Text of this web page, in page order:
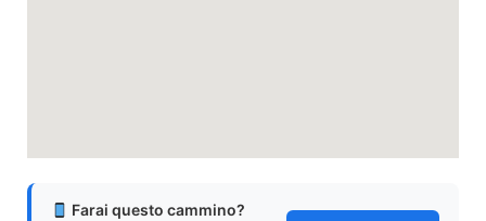
Farai questo cammino?